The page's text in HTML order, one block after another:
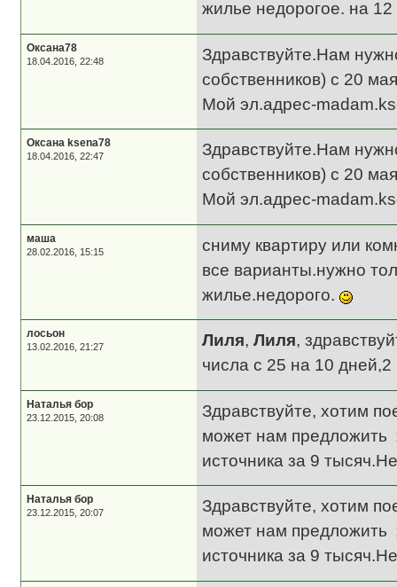
жилье недорогое. на 12
Оксана78
18.04.2016, 22:48
Здравствуйте.Нам
собственников) с 20
Мой эл.адрес-
Оксана ksena78
18.04.2016, 22:47
Здравствуйте.Нам
собственников) с 20
Мой эл.адрес-
маша
28.02.2016, 15:15
сниму квартиру или
все варианты.нужно
жилье.недорого.
лосьон
13.02.2016, 21:27 Лиля, Лиля,
числа с 25 на 10 дней,2
Наталья бор
23.12.2015, 20:08
Здравствуйте, хотим
может нам предложить
источника за 9
Наталья бор
23.12.2015, 20:07
Здравствуйте, хотим
может нам предложить
источника за 9